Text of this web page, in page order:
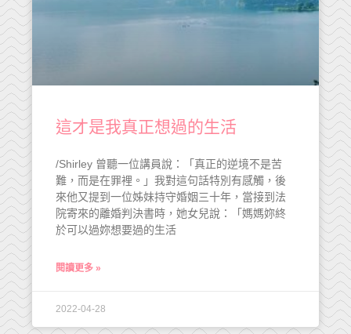
這才是我真正想過的生活
/Shirley 曾聽一位講員說：「真正的逆境不是苦
難，而是在罪裡。」我對這句話特別有感觸，後
來他又提到一位姊妹持守婚姻三十年，當接到法
院寄來的離婚判決書時，她女兒說：「媽媽妳終
於可以過妳想要過的生活
閱讀更多 »
2022-04-28